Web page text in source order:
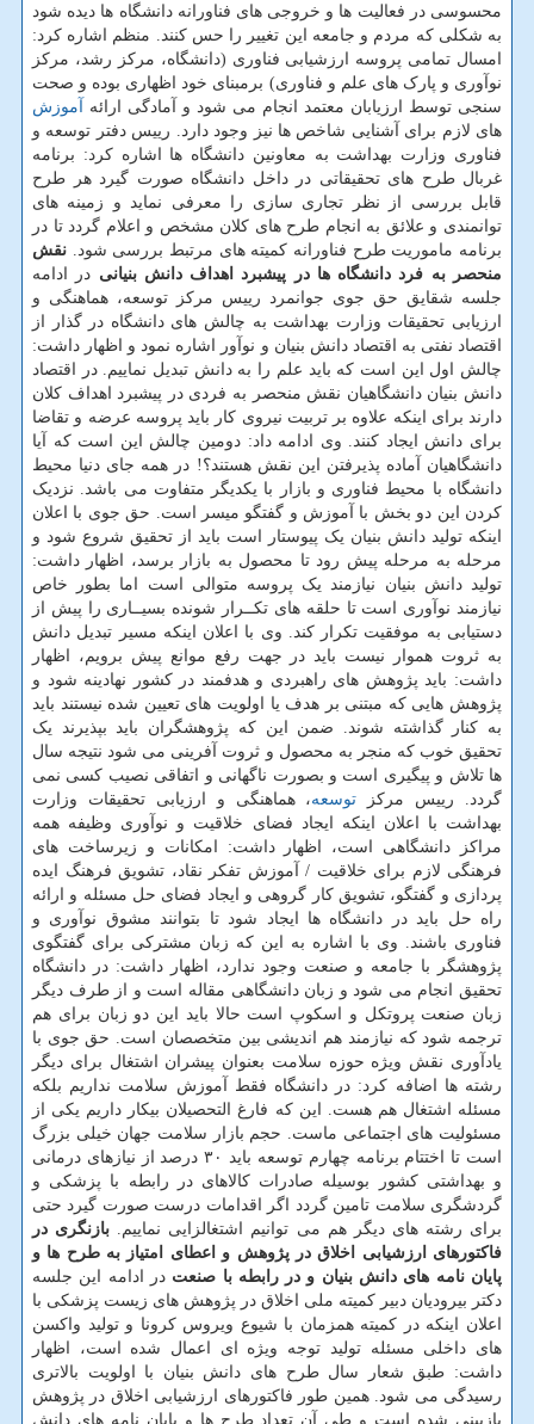
محسوسی در فعالیت ها و خروجی های فناورانه دانشگاه ها دیده شود
به شکلی که مردم و جامعه این تغییر را حس کنند. منظم اشاره کرد:
امسال تمامی پروسه ارزشیابی فناوری (دانشگاه، مرکز رشد، مرکز
نوآوری و پارک های علم و فناوری) برمبنای خود اظهاری بوده و صحت
سنجی توسط ارزیابان معتمد انجام می شود و آمادگی ارائه آموزش
های لازم برای آشنایی شاخص ها نیز وجود دارد. رییس دفتر توسعه و
فناوری وزارت بهداشت به معاونین دانشگاه ها اشاره کرد: برنامه
غربال طرح های تحقیقاتی در داخل دانشگاه صورت گیرد هر طرح
قابل بررسی از نظر تجاری سازی را معرفی نماید و زمینه های
توانمندی و علائق به انجام طرح های کلان مشخص و اعلام گردد تا در
برنامه ماموریت طرح فناورانه کمیته های مرتبط بررسی شود. نقش
منحصر به فرد دانشگاه ها در پیشبرد اهداف دانش بنیانی در ادامه
جلسه شقایق حق جوی جوانمرد رییس مرکز توسعه، هماهنگی و
ارزیابی تحقیقات وزارت بهداشت به چالش های دانشگاه در گذار از
اقتصاد نفتی به اقتصاد دانش بنیان و نوآور اشاره نمود و اظهار داشت:
چالش اول این است که باید علم را به دانش تبدیل نماییم. در اقتصاد
دانش بنیان دانشگاهیان نقش منحصر به فردی در پیشبرد اهداف کلان
دارند برای اینکه علاوه بر تربیت نیروی کار باید پروسه عرضه و تقاضا
برای دانش ایجاد کنند. وی ادامه داد: دومین چالش این است که آیا
دانشگاهیان آماده پذیرفتن این نقش هستند؟! در همه جای دنیا محیط
دانشگاه با محیط فناوری و بازار با یکدیگر متفاوت می باشد. نزدیک
کردن این دو بخش با آموزش و گفتگو میسر است. حق جوی با اعلان
اینکه تولید دانش بنیان یک پیوستار است باید از تحقیق شروع شود و
مرحله به مرحله پیش رود تا محصول به بازار برسد، اظهار داشت:
تولید دانش بنیان نیازمند یک پروسه متوالی است اما بطور خاص
نیازمند نوآوری است تا حلقه های تکــرار شونده بسیــاری را پیش از
دستیابی به موفقیت تکرار کند. وی با اعلان اینکه مسیر تبدیل دانش
به ثروت هموار نیست باید در جهت رفع موانع پیش برویم، اظهار
داشت: باید پژوهش های راهبردی و هدفمند در کشور نهادینه شود و
پژوهش هایی که مبتنی بر هدف یا اولویت های تعیین شده نیستند باید
به کنار گذاشته شوند. ضمن این که پژوهشگران باید بپذیرند یک
تحقیق خوب که منجر به محصول و ثروت آفرینی می شود نتیجه سال
ها تلاش و پیگیری است و بصورت ناگهانی و اتفاقی نصیب کسی نمی
گردد. رییس مرکز توسعه، هماهنگی و ارزیابی تحقیقات وزارت
بهداشت با اعلان اینکه ایجاد فضای خلاقیت و نوآوری وظیفه همه
مراکز دانشگاهی است، اظهار داشت: امکانات و زیرساخت های
فرهنگی لازم برای خلاقیت / آموزش تفکر نقاد، تشویق فرهنگ ایده
پردازی و گفتگو، تشویق کار گروهی و ایجاد فضای حل مسئله و ارائه
راه حل باید در دانشگاه ها ایجاد شود تا بتوانند مشوق نوآوری و
فناوری باشند. وی با اشاره به این که زبان مشترکی برای گفتگوی
پژوهشگر با جامعه و صنعت وجود ندارد، اظهار داشت: در دانشگاه
تحقیق انجام می شود و زبان دانشگاهی مقاله است و از طرف دیگر
زبان صنعت پروتکل و اسکوپ است حالا باید این دو زبان برای هم
ترجمه شود که نیازمند هم اندیشی بین متخصصان است. حق جوی با
یادآوری نقش ویژه حوزه سلامت بعنوان پیشران اشتغال برای دیگر
رشته ها اضافه کرد: در دانشگاه فقط آموزش سلامت نداریم بلکه
مسئله اشتغال هم هست. این که فارغ التحصیلان بیکار داریم یکی از
مسئولیت های اجتماعی ماست. حجم بازار سلامت جهان خیلی بزرگ
است تا اختتام برنامه چهارم توسعه باید ۳۰ درصد از نیازهای درمانی
و بهداشتی کشور بوسیله صادرات کالاهای در رابطه با پزشکی و
گردشگری سلامت تامین گردد اگر اقدامات درست صورت گیرد حتی
برای رشته های دیگر هم می توانیم اشتغالزایی نماییم. بازنگری در
فاکتورهای ارزشیابی اخلاق در پژوهش و اعطای امتیاز به طرح ها و
پایان نامه های دانش بنیان و در رابطه با صنعت در ادامه این جلسه
دکتر بیرودیان دبیر کمیته ملی اخلاق در پژوهش های زیست پزشکی با
اعلان اینکه در کمیته همزمان با شیوع ویروس کرونا و تولید واکسن
های داخلی مسئله تولید توجه ویژه ای اعمال شده است، اظهار
داشت: طبق شعار سال طرح های دانش بنیان با اولویت بالاتری
رسیدگی می شود. همین طور فاکتورهای ارزشیابی اخلاق در پژوهش
بازبینی شده است و طی آن تعداد طرح ها و پایان نامه های دانش